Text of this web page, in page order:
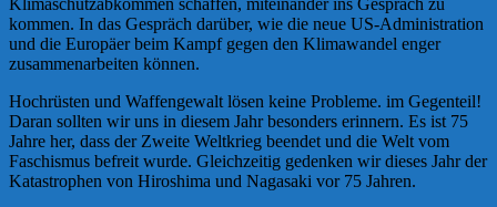
Klimaschutzabkommen schaffen, miteinander ins Gespräch zu
kommen. In das Gespräch darüber, wie die neue US-Administration
und die Europäer beim Kampf gegen den Klimawandel enger
zusammenarbeiten können.
Hochrüsten und Waffengewalt lösen keine Probleme. im Gegenteil!
Daran sollten wir uns in diesem Jahr besonders erinnern. Es ist 75
Jahre her, dass der Zweite Weltkrieg beendet und die Welt vom
Faschismus befreit wurde. Gleichzeitig gedenken wir dieses Jahr der
Katastrophen von Hiroshima und Nagasaki vor 75 Jahren.